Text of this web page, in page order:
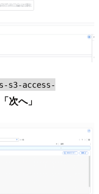
s3-access-
「次へ」